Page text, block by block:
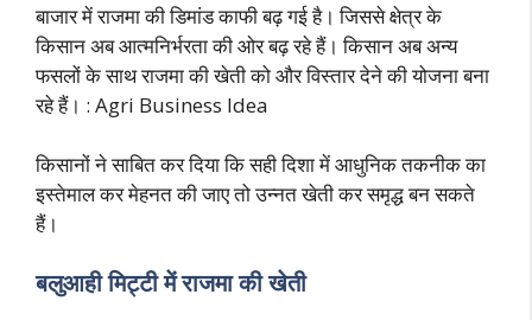
बाजार में राजमा की डिमांड काफी बढ़ गई है। जिससे क्षेत्र के
किसान अब आत्मनिर्भरता की ओर बढ़ रहे हैं। किसान अब अन्य
फसलों के साथ राजमा की खेती को और विस्तार देने की योजना बना
रहे हैं। : Agri Business Idea
किसानों ने साबित कर दिया कि सही दिशा में आधुनिक तकनीक का
इस्तेमाल कर मेहनत की जाए तो उन्नत खेती कर समृद्ध बन सकते
हैं।
बलुआही मिट्टी में राजमा की खेती